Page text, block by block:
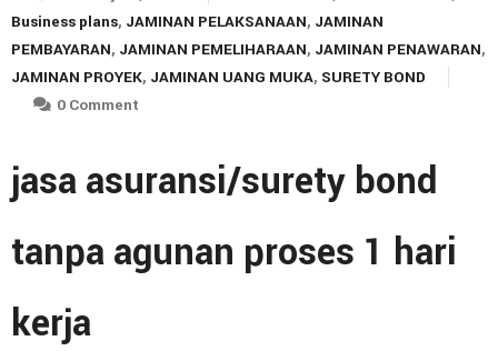
Business plans, JAMINAN PELAKSANAAN, JAMINAN
PEMBAYARAN, JAMINAN PEMELIHARAAN, JAMINAN PENAWARAN,
JAMINAN PROYEK, JAMINAN UANG MUKA, SURETY BOND
0 Comment
jasa asuransi/surety bond
tanpa agunan proses 1 hari
kerja